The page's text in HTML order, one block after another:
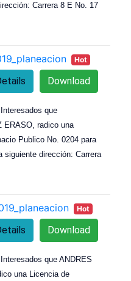
Carrera 8 E No. 17
Hot
Download
que
ERASO, radico una
Publico No. 0204 para
siguiente dirección: Carrera
Hot
Download
que ANDRES
una Licencia de